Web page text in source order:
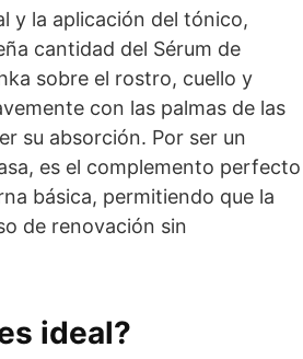
y la aplicación del tónico,
cantidad del Sérum de
sobre el rostro, cuello y
con las palmas de las
su absorción. Por ser un
es el complemento perfecto
básica, permitiendo que la
de renovación sin
ideal?